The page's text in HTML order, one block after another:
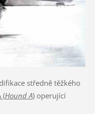
středně těžkého
(Hound A)operující